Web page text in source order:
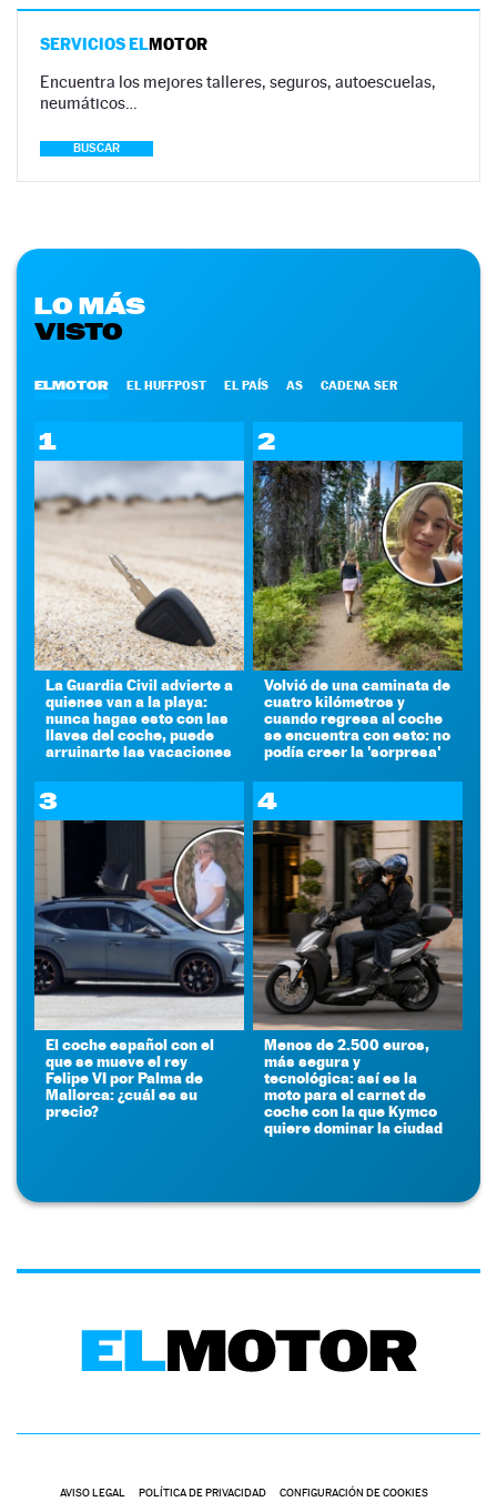
SERVICIOS ELMOTOR
Encuentra los mejores talleres, seguros, autoescuelas,
neumáticos…
BUSCAR
LO MÁS
VISTO
ELMOTOR EL HUFFPOST EL PAÍS AS CADENA SER
1
La Guardia Civil advierte a
quienes van a la playa:
nunca hagas esto con las
llaves del coche, puede
arruinarte las vacaciones
2
Volvió de una caminata de
cuatro kilómetros y
cuando regresa al coche
se encuentra con esto: no
podía creer la 'sorpresa'
3
El coche español con el
que se mueve el rey
Felipe VI por Palma de
Mallorca: ¿cuál es su
precio?
4
Menos de 2.500 euros,
más segura y
tecnológica: así es la
moto para el carnet de
coche con la que Kymco
quiere dominar la ciudad
AVISO LEGAL POLÍTICA DE PRIVACIDAD CONFIGURACIÓN DE COOKIES